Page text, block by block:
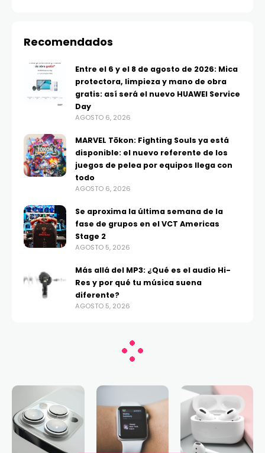
Recomendados
Entre el 6 y el 8 de agosto de 2026: Mica
protectora, limpieza y mano de obra
gratis: así será el nuevo HUAWEI Service
Day
AGOSTO 6, 2026
MARVEL Tōkon: Fighting Souls ya está
disponible: el nuevo referente de los
juegos de pelea por equipos llega con
todo
AGOSTO 6, 2026
Se aproxima la última semana de la
fase de grupos en el VCT Americas
Stage 2
AGOSTO 5, 2026
Más allá del MP3: ¿Qué es el audio Hi-
Res y por qué tu música suena
diferente?
AGOSTO 5, 2026